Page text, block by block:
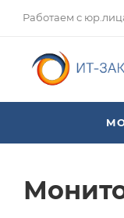
Работаем с